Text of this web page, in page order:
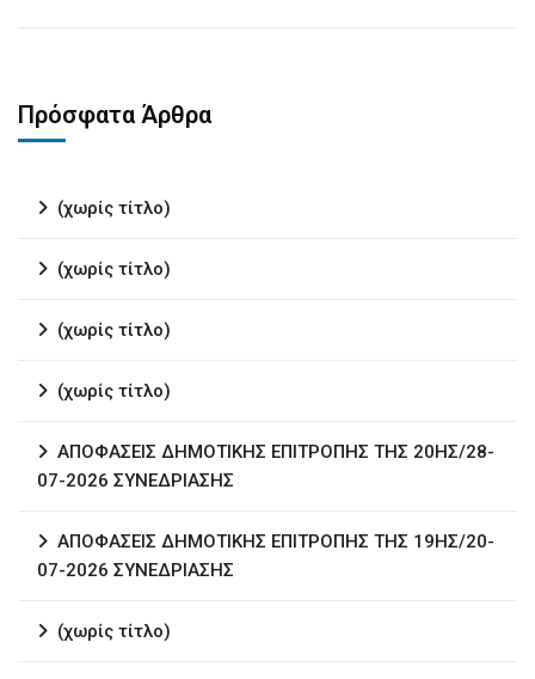
Πρόσφατα Άρθρα
(χωρίς τίτλο)
(χωρίς τίτλο)
(χωρίς τίτλο)
(χωρίς τίτλο)
ΑΠΟΦΑΣΕΙΣ ΔΗΜΟΤΙΚΗΣ ΕΠΙΤΡΟΠΗΣ ΤΗΣ 20ΗΣ/28-
07-2026 ΣΥΝΕΔΡΙΑΣΗΣ
ΑΠΟΦΑΣΕΙΣ ΔΗΜΟΤΙΚΗΣ ΕΠΙΤΡΟΠΗΣ ΤΗΣ 19ΗΣ/20-
07-2026 ΣΥΝΕΔΡΙΑΣΗΣ
(χωρίς τίτλο)